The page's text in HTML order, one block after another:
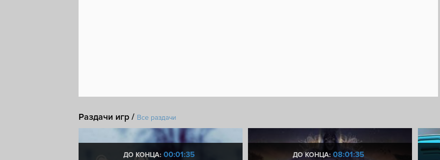
Раздачи игр / Все раздачи
ДО КОНЦА: 00:01:34 ДО КОНЦА:08:01:34